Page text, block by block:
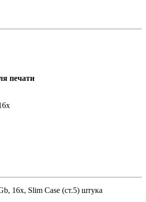
печати
16x, Slim Case (ст.5) штука